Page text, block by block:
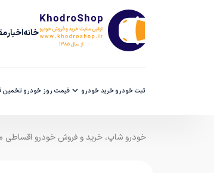
خانهاخبار
ثبت خودروخرید خودرو قیمت روز خودرو تخمین
خودرو شاپ، خرید و فروش خودرو اقساطی مدل ۹۰ به بالا با ضمانت